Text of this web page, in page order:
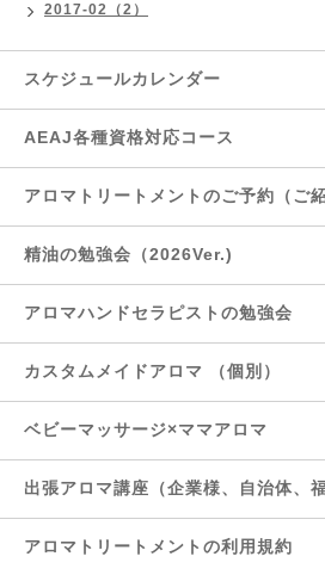
2017-02（2）
スケジュールカレンダー
AEAJ各種資格対応コース
アロマトリートメントのご予約（ご紹
精油の勉強会（2026Ver.)
アロマハンドセラピストの勉強会
カスタムメイドアロマ （個別）
ベビーマッサージ×ママアロマ
出張アロマ講座（企業様、自治体、
アロマトリートメントの利用規約